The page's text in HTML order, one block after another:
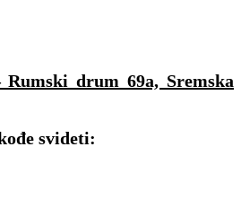
drum 69a, Sremska
svideti: